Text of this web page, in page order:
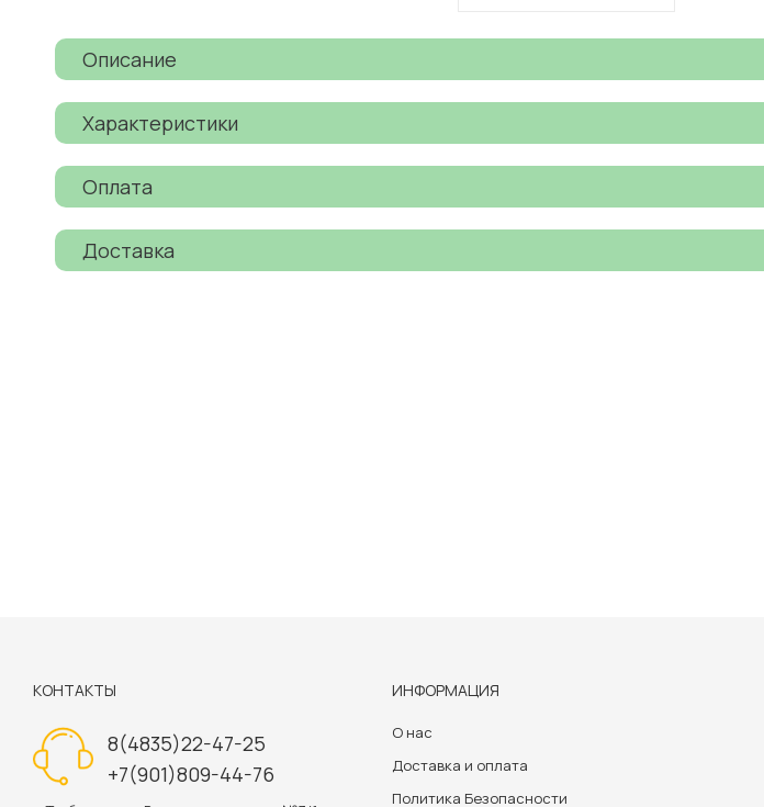
Описание
Характеристики
Оплата
Доставка
КОНТАКТЫ
8(4835)22-47-25
+7(901)809-44-76
ИНФОРМАЦИЯ
О нас
Доставка и оплата
Политика Безопасности